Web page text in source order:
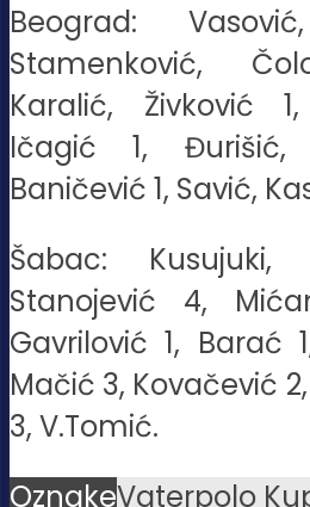
Beograd:
Stamenković,
Karalić, Živković
Ičagić 1, Đurišić,
Baničević 1, Savić,
Šabac: Kusujuki,
Stanojević 4,
Gavrilović 1, Barać
Mačić 3, Kovačević
3, V.Tomić.
OznakeVaterpolo